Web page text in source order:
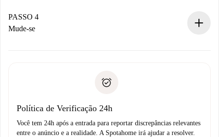
proprietário.
Se recusada: não cobraremos nada e ofereceremos
Débito direto bancário
PASSO 4
Mude-se
não comunicar nenhum problema.
Política de Verificação 24h
Você tem 24h após a entrada para reportar discrepâncias relevantes
entre o anúncio e a realidade. A Spotahome irá ajudar a resolver.